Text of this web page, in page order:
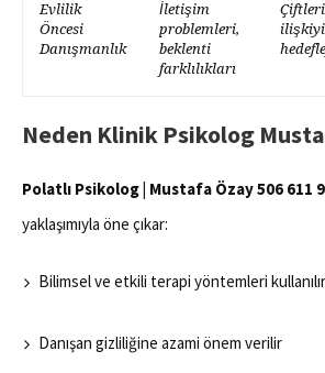
Evlilik
Öncesi
Danışmanlık
İletişim
problemleri,
beklenti
farklılıkları
ilişkiyi
Neden Klinik Psikolog
Polatlı Psikolog | Mustafa Özay 506 611
yaklaşımıyla öne çıkar:
Bilimsel ve etkili terapi yöntemleri kullanılır
Danışan gizliliğine azami önem verilir